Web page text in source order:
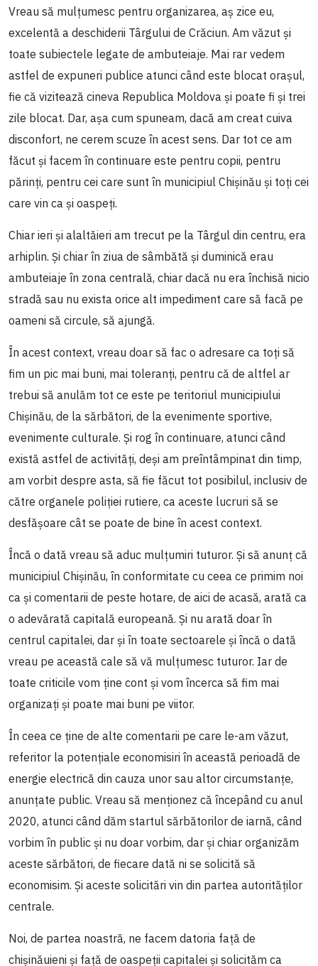
Vreau să mulțumesc pentru organizarea, aș zice eu,
excelentă a deschiderii Târgului de Crăciun. Am văzut și
toate subiectele legate de ambuteiaje. Mai rar vedem
astfel de expuneri publice atunci când este blocat orașul,
fie că vizitează cineva Republica Moldova și poate fi și trei
zile blocat. Dar, așa cum spuneam, dacă am creat cuiva
disconfort, ne cerem scuze în acest sens. Dar tot ce am
făcut și facem în continuare este pentru copii, pentru
părinți, pentru cei care sunt în municipiul Chișinău și toți cei
care vin ca și oaspeți.
Chiar ieri și alaltăieri am trecut pe la Târgul din centru, era
arhiplin. Și chiar în ziua de sâmbătă și duminică erau
ambuteiaje în zona centrală, chiar dacă nu era închisă nicio
stradă sau nu exista orice alt impediment care să facă pe
oameni să circule, să ajungă.
În acest context, vreau doar să fac o adresare ca toți să
fim un pic mai buni, mai toleranți, pentru că de altfel ar
trebui să anulăm tot ce este pe teritoriul municipiului
Chișinău, de la sărbători, de la evenimente sportive,
evenimente culturale. Și rog în continuare, atunci când
există astfel de activități, deși am preîntâmpinat din timp,
am vorbit despre asta, să fie făcut tot posibilul, inclusiv de
către organele poliției rutiere, ca aceste lucruri să se
desfășoare cât se poate de bine în acest context.
Încă o dată vreau să aduc mulțumiri tuturor. Și să anunț că
municipiul Chișinău, în conformitate cu ceea ce primim noi
ca și comentarii de peste hotare, de aici de acasă, arată ca
o adevărată capitală europeană. Și nu arată doar în
centrul capitalei, dar și în toate sectoarele și încă o dată
vreau pe această cale să vă mulțumesc tuturor. Iar de
toate criticile vom ține cont și vom încerca să fim mai
organizați și poate mai buni pe viitor.
În ceea ce ține de alte comentarii pe care le-am văzut,
referitor la potențiale economisiri în această perioadă de
energie electrică din cauza unor sau altor circumstanțe,
anunțate public. Vreau să menționez că începând cu anul
2020, atunci când dăm startul sărbătorilor de iarnă, când
vorbim în public și nu doar vorbim, dar și chiar organizăm
aceste sărbători, de fiecare dată ni se solicită să
economisim. Și aceste solicitări vin din partea autorităților
centrale.
Noi, de partea noastră, ne facem datoria față de
chișinăuieni și față de oaspeții capitalei și solicităm ca